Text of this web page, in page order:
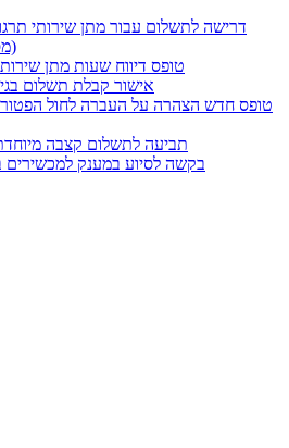
2356 – טופס דיווח שעות מתן
2357 – אישור קבלת תשלום
266 – תביעה לתשלום קצבה
267 – בקשה לסיוע במענק